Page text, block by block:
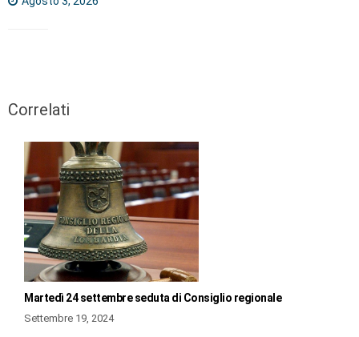
Correlati
Martedì 24 settembre seduta di Consiglio regionale
Settembre 19, 2024